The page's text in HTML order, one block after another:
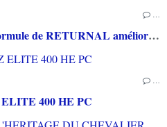
[TEST] SAROS PS5 : Une formule de RETURNAL améliorée et interessante
400 HE PC